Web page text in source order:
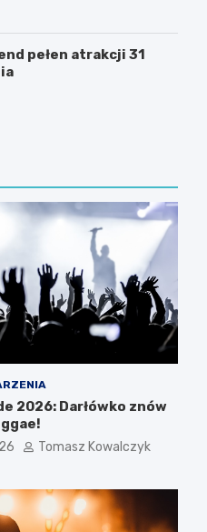
pełen atrakcji 31
2026: Darłówko znów
Tomasz Kowalczyk